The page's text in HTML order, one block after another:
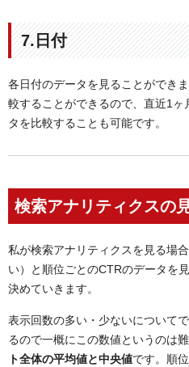
7.日付
各日付のデータを見ることができ
較することができるので、直近1
タを比較することも可能です。
検索アナリティクスの
私が検索アナリティクスを見る場
い）と順位ごとのCTRのデータを
決めていきます。
表示回数の多い・少ないについて
るので一概にこの数値というのは
ト全体の平均値と中央値です。順